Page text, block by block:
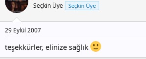
Seçkin Üye Seçkin Üye
29 Eylül 2007
teşekkürler, elinize sağlık